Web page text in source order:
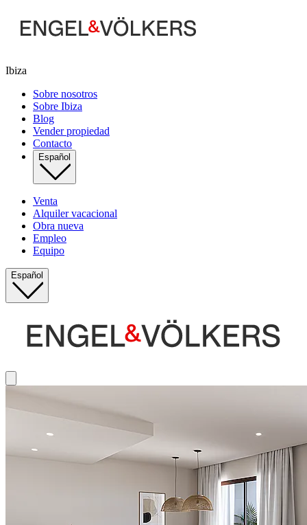
Ibiza
Sobre nosotros
Sobre Ibiza
Blog
Vender propiedad
Contacto
Español
Venta
Alquiler vacacional
Obra nueva
Empleo
Equipo
Español